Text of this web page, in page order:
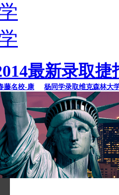
最新录取捷
校-康 杨同学录取维克森林大学